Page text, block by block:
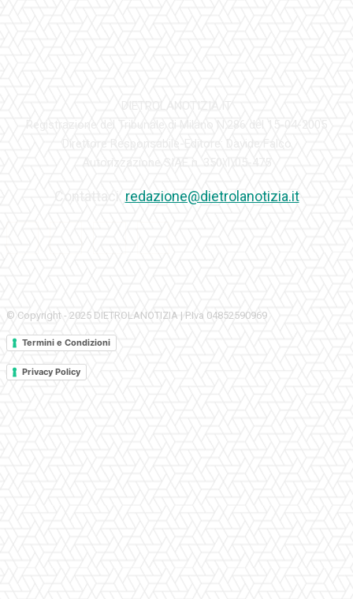
redazione@dietrolanotizia.it
© Copyright - 2025 DIETROLANOTIZIA | P.Iva 04852590969
Termini e Condizioni
Privacy Policy